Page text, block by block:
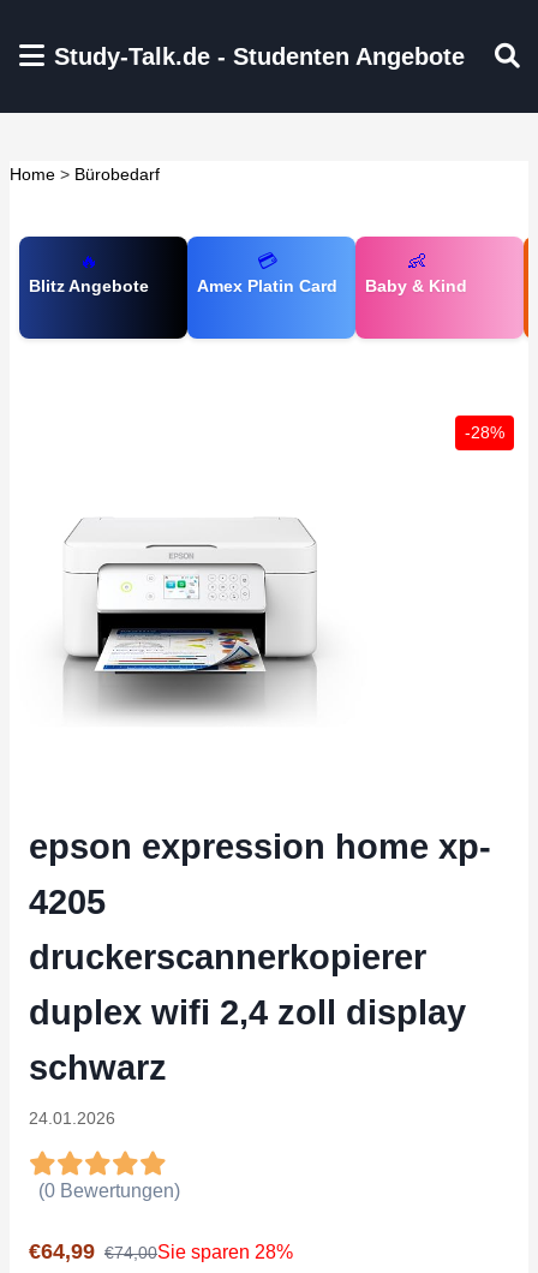
Study-Talk.de - Studenten Angebote
Home > Bürobedarf
🔥
Blitz Angebote
💳
Amex Platin Card
👶
Baby & Kind
-28%
epson expression home xp-
4205
druckerscannerkopierer
duplex wifi 2,4 zoll display
schwarz
24.01.2026
(0 Bewertungen)
€64,99 €74,00Sie sparen 28%